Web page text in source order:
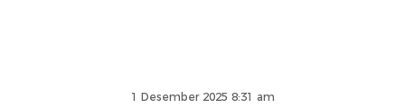
1 Desember 2025 8:31 am